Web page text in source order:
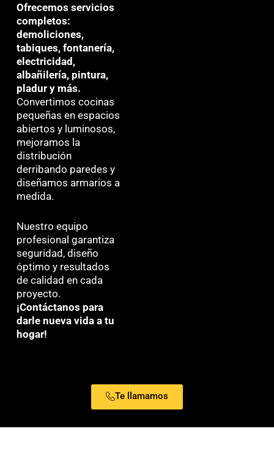
Ofrecemos servicios
completos:
demoliciones,
tabiques, fontanería,
electricidad,
albañilería, pintura,
pladur y más.
Convertimos cocinas
pequeñas en espacios
abiertos y luminosos,
mejoramos la
distribución
derribando paredes y
diseñamos armarios a
medida.
Nuestro equipo
profesional garantiza
seguridad, diseño
óptimo y resultados
de calidad en cada
proyecto.
¡Contáctanos para
darle nueva vida a tu
hogar!
Te llamamos